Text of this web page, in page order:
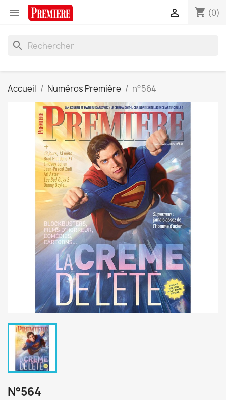
 shopping_cart (0)

search
Accueil Numéros Première n°564
N°564